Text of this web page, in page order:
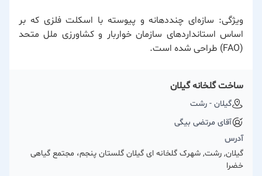
ویژگی: سازه‌ای چنددهانه و پیوسته با اسکلت فلزی که بر
اساس استانداردهای سازمان خواربار و کشاورزی ملل متحد
(FAO) طراحی شده است.
ساخت گلخانه گیلان
گیلان - رشت
آقای مرتضی بیگی
آدرس
گیلان, رشت, شهرک گلخانه ای گیلان گلستان پنجم، مجتمع گیاهی
خضرا